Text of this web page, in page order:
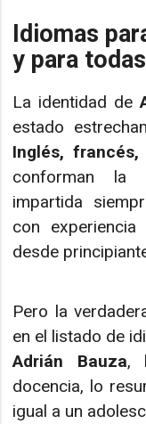
Idiomas
y para
La identidad de
estado
Inglés,
conforman la
impartida
con
desde
Pero la
en el listado de
Adrián Bauza,
docencia, lo
igual a un